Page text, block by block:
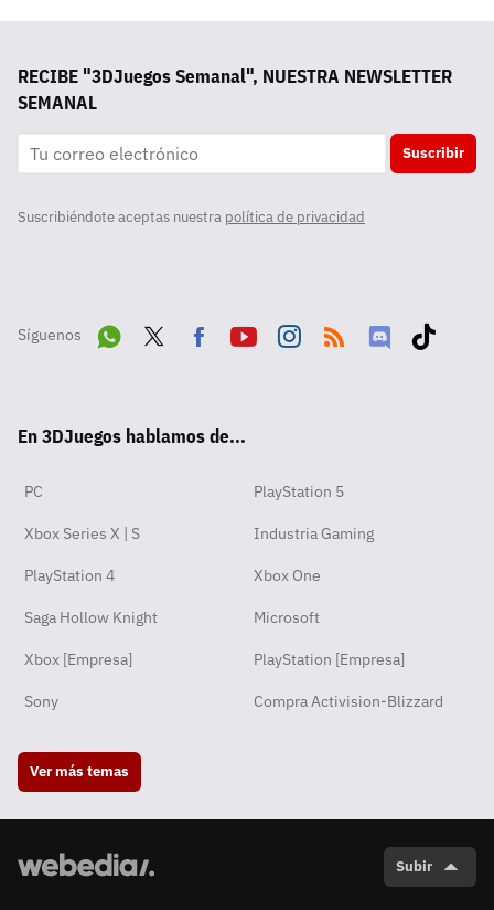
RECIBE "3DJuegos Semanal", NUESTRA NEWSLETTER
SEMANAL
Suscribir
Suscribiéndote aceptas nuestra política de privacidad
Síguenos
pp
ok
En 3DJuegos hablamos de...
PC PlayStation 5
Xbox Series X | S Industria Gaming
PlayStation 4 Xbox One
Saga Hollow Knight Microsoft
Xbox [Empresa] PlayStation [Empresa]
Sony Compra Activision-Blizzard
Ver más temas
Subir